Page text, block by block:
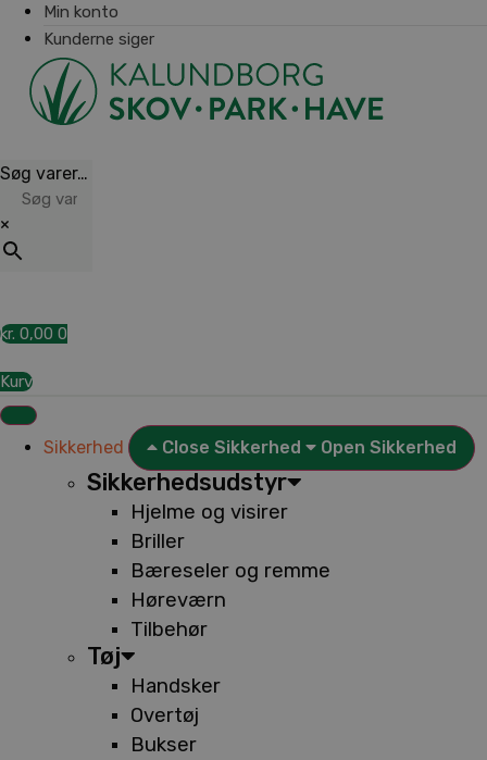
Min konto
Kunderne siger
Søg varer…
×
kr. 0,00 0
Kurv
Sikkerhed Close Sikkerhed Open Sikkerhed
Sikkerhedsudstyr
Hjelme og visirer
Briller
Bæreseler og remme
Høreværn
Tilbehør
Tøj
Handsker
Overtøj
Bukser